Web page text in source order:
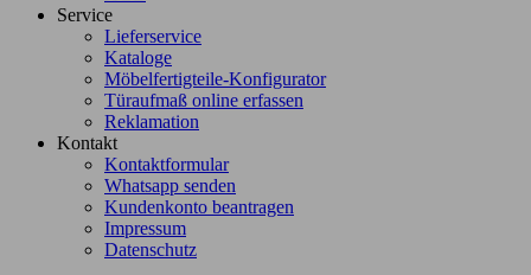
Service
Lieferservice
Kataloge
Möbelfertigteile-Konfigurator
Türaufmaß online erfassen
Reklamation
Kontakt
Kontaktformular
Whatsapp senden
Kundenkonto beantragen
Impressum
Datenschutz